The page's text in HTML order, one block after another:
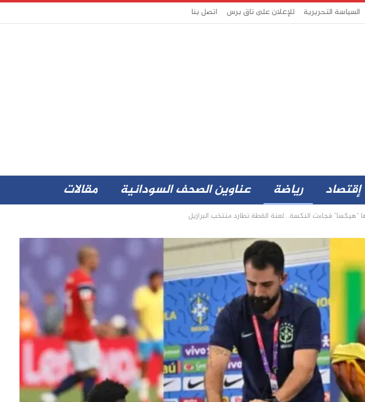
السياسة التحريرية للإعلان على تاق برس اتصل بنا
إقتصاد رياضة عناوين الصحف السودانية مقالات
“هيكسا” فجاءت النكسة.. لعنة القطة تطارد منتخب البرازيل